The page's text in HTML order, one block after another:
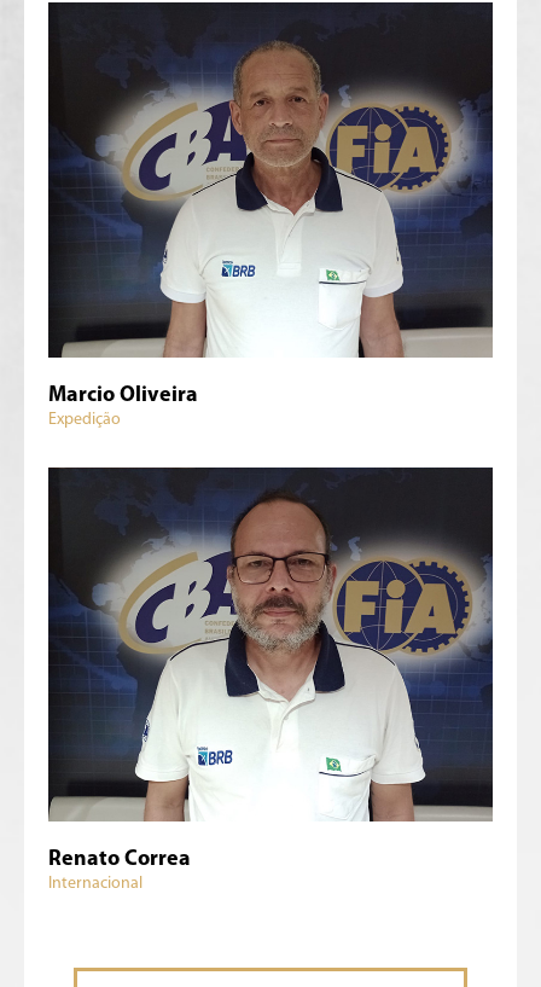
Marcio Oliveira
Expedição
Renato Correa
Internacional